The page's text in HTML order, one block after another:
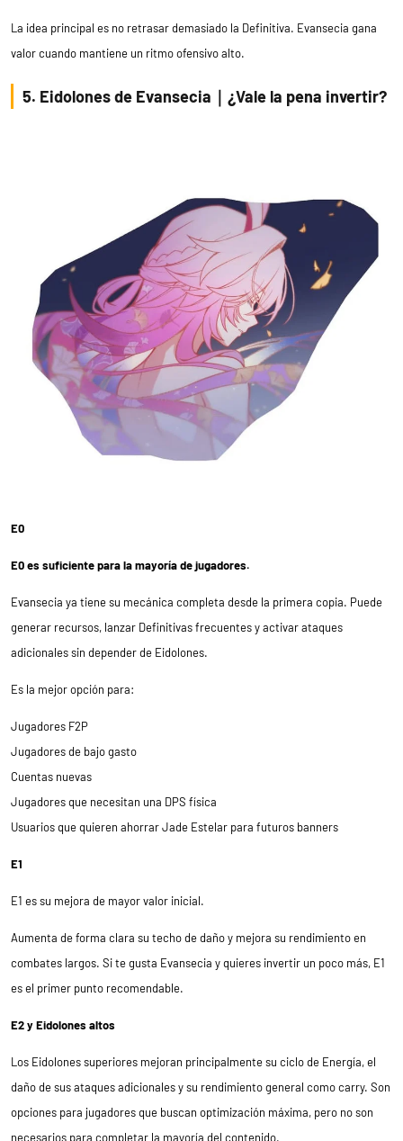
La idea principal es no retrasar demasiado la Definitiva. Evansecia gana
valor cuando mantiene un ritmo ofensivo alto.
5. Eidolones de Evansecia｜¿Vale la pena invertir?
E0
E0 es suficiente para la mayoría de jugadores.
Evansecia ya tiene su mecánica completa desde la primera copia. Puede
generar recursos, lanzar Definitivas frecuentes y activar ataques
adicionales sin depender de Eidolones.
Es la mejor opción para:
Jugadores F2P
Jugadores de bajo gasto
Cuentas nuevas
Jugadores que necesitan una DPS física
Usuarios que quieren ahorrar Jade Estelar para futuros banners
E1
E1 es su mejora de mayor valor inicial.
Aumenta de forma clara su techo de daño y mejora su rendimiento en
combates largos. Si te gusta Evansecia y quieres invertir un poco más, E1
es el primer punto recomendable.
E2 y Eidolones altos
Los Eidolones superiores mejoran principalmente su ciclo de Energía, el
daño de sus ataques adicionales y su rendimiento general como carry. Son
opciones para jugadores que buscan optimización máxima, pero no son
necesarios para completar la mayoría del contenido.